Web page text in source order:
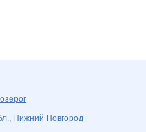
, Нижний Новгород